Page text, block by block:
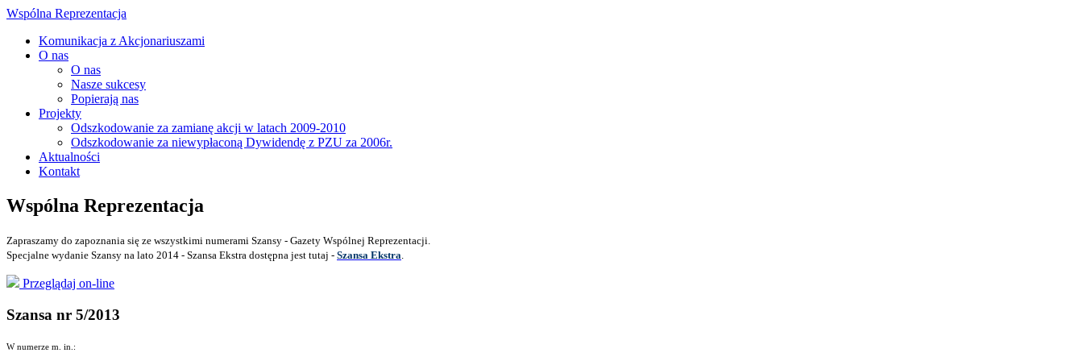
Wspólna Reprezentacja
Komunikacja z Akcjonariuszami
O nas
O nas
Nasze sukcesy
Popierają nas
Projekty
Odszkodowanie za zamianę akcji w latach 2009-2010
Odszkodowanie za niewypłaconą Dywidendę z PZU za 2006r.
Aktualności
Kontakt
Wspólna Reprezentacja
Zapraszamy do zapoznania się ze wszystkimi numerami Szansy - Gazety Wspólnej Reprezentacji.
Specjalne wydanie Szansy na lato 2014 - Szansa Ekstra dostępna jest tutaj - Szansa Ekstra
Przeglądaj on-line
Szansa nr 5/2013
W numerze m. in.: